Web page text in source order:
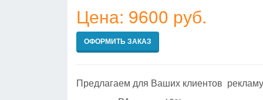
Цена: 9600 руб.
ОФОРМИТЬ ЗАКАЗ
Предлагаем для Ваших клиентов